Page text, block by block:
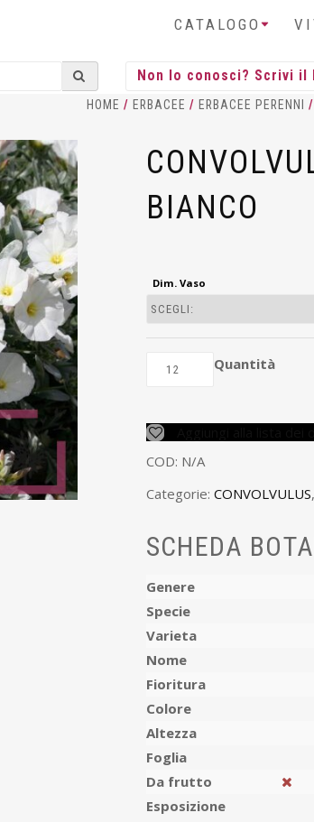
CATALOGO
HOME / ERBACEE / ERBACEE PERENNI /
BIANCO
Dim. Vaso
Quantità
COD: N/A
Categorie: CONVOLVULUS,
SCHEDA
Genere
Specie
Varieta
Nome
Fioritura
Colore
Altezza
Foglia
Da frutto
Esposizione